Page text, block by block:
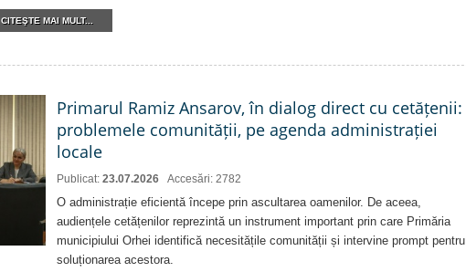
CITEŞTE MAI MULT...
Primarul Ramiz Ansarov, în dialog direct cu cetățenii:
problemele comunității, pe agenda administrației
locale
Publicat: 23.07.2026 Accesări: 2782
O administrație eficientă începe prin ascultarea oamenilor. De aceea,
audiențele cetățenilor reprezintă un instrument important prin care Primăria
municipiului Orhei identifică necesitățile comunității și intervine prompt pentru
soluționarea acestora.